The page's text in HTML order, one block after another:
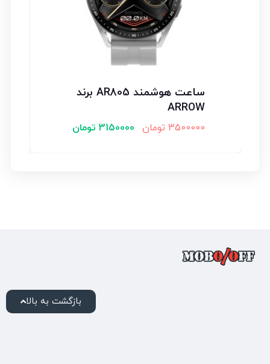
ساعت هوشمند AR805 برند
ARROW
3500000 تومان 3150000 تومان
بازگشت به بالا